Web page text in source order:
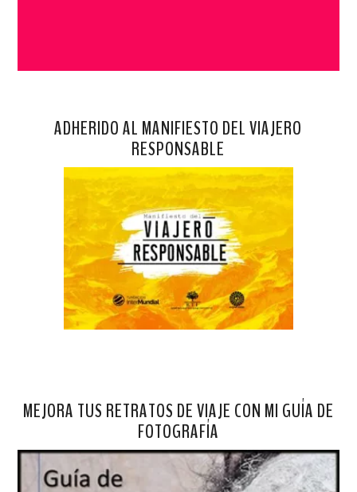
ADHERIDO AL MANIFIESTO DEL VIAJERO
RESPONSABLE
MEJORA TUS RETRATOS DE VIAJE CON MI GUÍA DE
FOTOGRAFÍA